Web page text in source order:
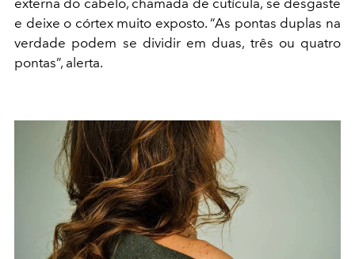
e deixe o córtex muito exposto. “As pontas duplas na
verdade podem se dividir em duas, três ou quatro
pontas”, alerta.